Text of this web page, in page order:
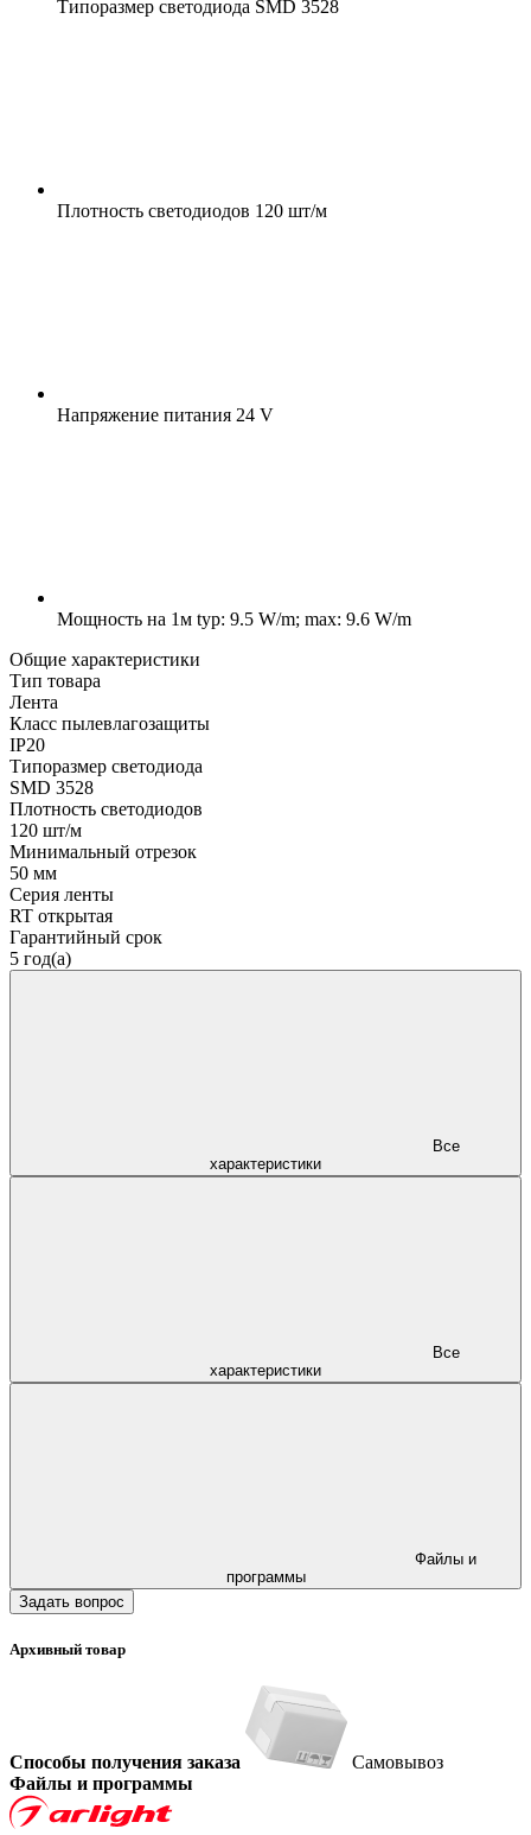
Типоразмер светодиода SMD 3528
Плотность светодиодов 120 шт/м
Напряжение питания 24 V
Мощность на 1м typ: 9.5 W/m; max: 9.6 W/m
Общие характеристики
Тип товара
Лента
Класс пылевлагозащиты
IP20
Типоразмер светодиода
SMD 3528
Плотность светодиодов
120 шт/м
Минимальный отрезок
50 мм
Серия ленты
RT открытая
Гарантийный срок
5 год(а)
характеристики
характеристики
программы
Задать вопрос
Архивный товар
Способы получения заказа
Самовывоз
Файлы и программы